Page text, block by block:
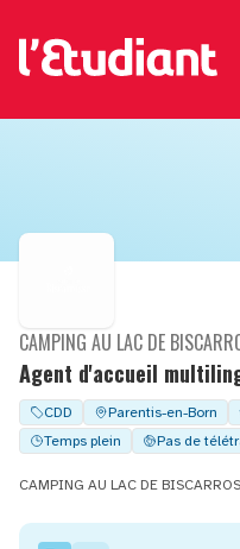
Agent d'accueil
CDD Parentis-en-Born
Temps plein
Pas de
CAMPING AU LAC DE